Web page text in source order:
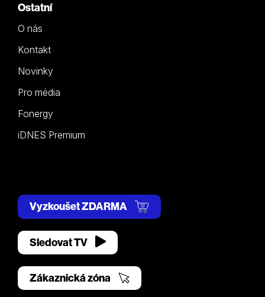
Ostatní
O nás
Kontakt
Novinky
Pro média
Fonergy
iDNES Premium
Vyzkoušet ZDARMA
Sledovat TV
Zákaznická zóna